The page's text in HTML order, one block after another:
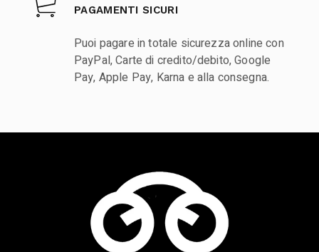
PAGAMENTI SICURI
Puoi pagare in totale sicurezza online con
PayPal, Carte di credito/debito, Google
Pay, Apple Pay, Karna e alla consegna.